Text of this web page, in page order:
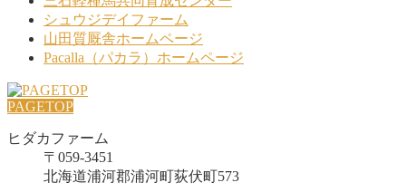
シュウジデイファーム
山田質厩舎ホームページ
Pacalla（パカラ）ホームページ
PAGETOP
ヒダカファーム
〒059-3451
北海道浦河郡浦河町荻伏町573